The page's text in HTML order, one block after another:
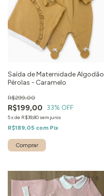
Saída de Maternidade Algodão
Pérolas - Caramelo
R$199,00
R$299,00
33% OFF
5xde R$39,80 sem juros
R$189,05 com Pix
Comprar
1/ 6